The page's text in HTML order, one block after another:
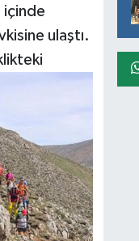
içinde
ulaştı.